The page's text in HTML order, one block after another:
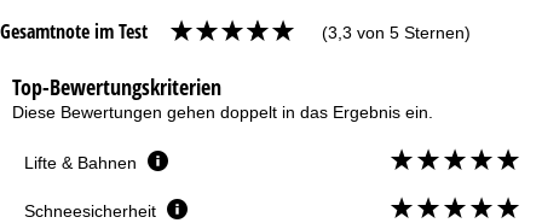
Gesamtnote im Test (3,3 von 5 Sternen)
Top-Bewertungskriterien
Diese Bewertungen gehen doppelt in das Ergebnis ein.
Lifte & Bahnen
Schneesicherheit